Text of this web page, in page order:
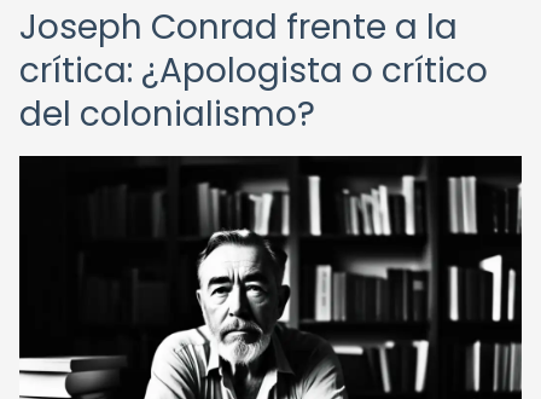
Joseph Conrad frente a la
crítica: ¿Apologista o crítico
del colonialismo?